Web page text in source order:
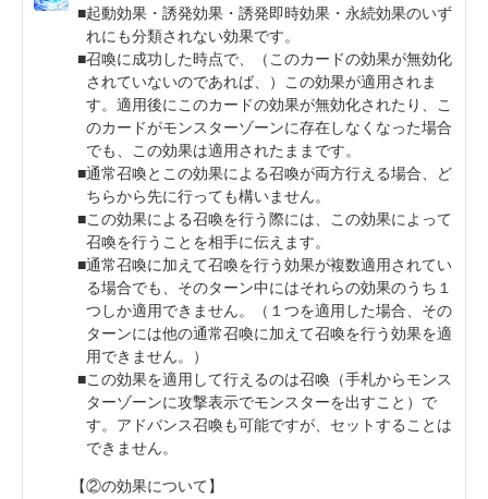
起動効果・誘発効果・誘発即時効果・永続効果のいず
れにも分類されない効果です。
召喚に成功した時点で、（このカードの効果が無効化
されていないのであれば、）この効果が適用されま
す。適用後にこのカードの効果が無効化されたり、こ
のカードがモンスターゾーンに存在しなくなった場合
でも、この効果は適用されたままです。
通常召喚とこの効果による召喚が両方行える場合、ど
ちらから先に行っても構いません。
この効果による召喚を行う際には、この効果によって
召喚を行うことを相手に伝えます。
通常召喚に加えて召喚を行う効果が複数適用されてい
る場合でも、そのターン中にはそれらの効果のうち１
つしか適用できません。（１つを適用した場合、その
ターンには他の通常召喚に加えて召喚を行う効果を適
用できません。）
この効果を適用して行えるのは召喚（手札からモンス
ターゾーンに攻撃表示でモンスターを出すこと）で
す。アドバンス召喚も可能ですが、セットすることは
できません。
【②の効果について】